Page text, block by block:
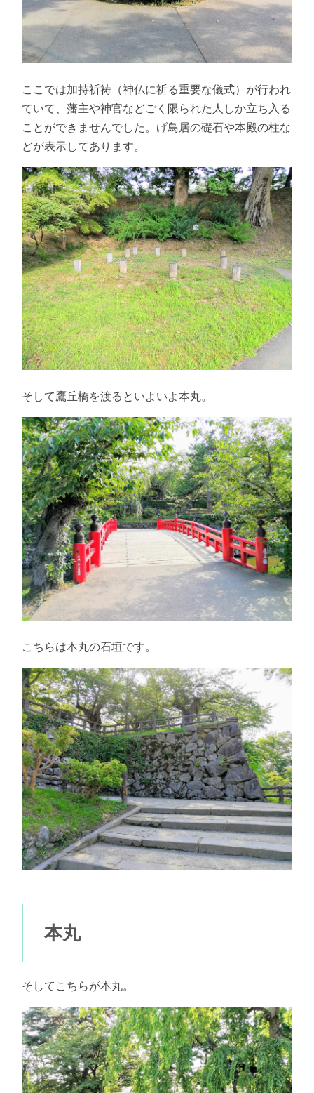
ここでは加持祈祷（神仏に祈る重要な儀式）が行われ
ていて、藩主や神官などごく限られた人しか立ち入る
ことができませんでした。げ鳥居の礎石や本殿の柱な
どが表示してあります。
そして鷹丘橋を渡るといよいよ本丸。
こちらは本丸の石垣です。
本丸
そしてこちらが本丸。